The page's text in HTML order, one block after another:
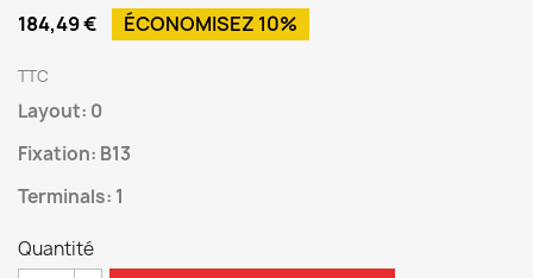
184,49 €
ÉCONOMISEZ 10%
TTC
Layout: 0
Fixation: B13
Terminals: 1
Quantité